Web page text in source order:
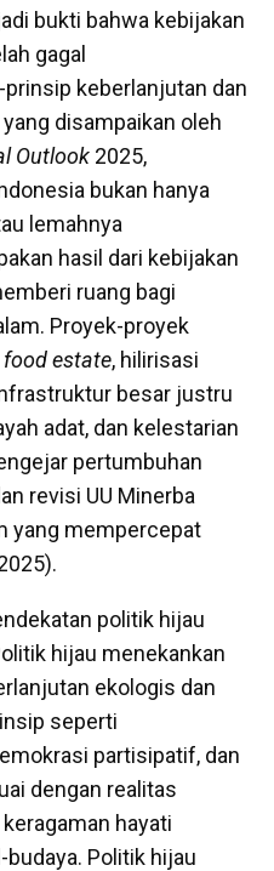
bukti bahwa kebijakan
gagal
keberlanjutan dan
disampaikan oleh
Outlook 2025,
bukan hanya
lemahnya
hasil dari kebijakan
ruang bagi
Proyek-proyek
food estate, hilirisasi
besar justru
adat, dan kelestarian
pertumbuhan
revisi UU Minerba
yang mempercepat
politik hijau
hijau menekankan
ekologis dan
seperti
partisipatif, dan
dengan realitas
hayati
Politik hijau